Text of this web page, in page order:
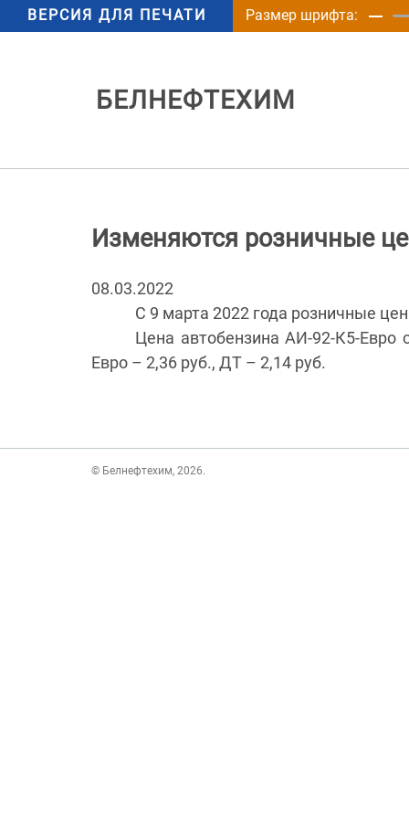
ВЕРСИЯ ДЛЯ ПЕЧАТИ Размер шрифта:
БЕЛНЕФТЕХИМ
Изменяются розничные
08.03.2022
С 9 марта 2022 года розничные
Цена автобензина АИ-92-К5-Евро
Евро – 2,36 руб., ДТ – 2,14 руб.
© Белнефтехим, 2026.